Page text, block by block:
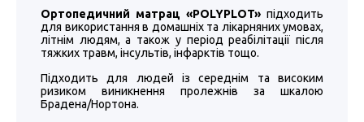
Ортопедичний матрац «POLYPLOT» підходить
для використання в домашніх та лікарняних умовах,
літнім людям, а також у період реабілітації після
тяжких травм, інсультів, інфарктів тощо.
Підходить для людей із середнім та високим
ризиком виникнення пролежнів за шкалою
Брадена/Нортона.